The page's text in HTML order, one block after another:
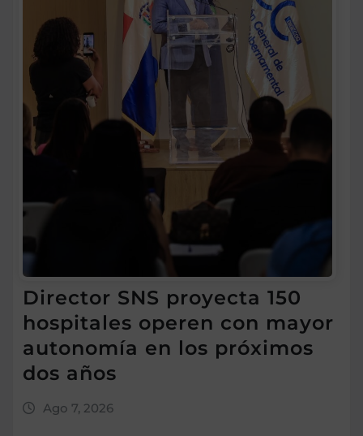
Director SNS proyecta 150
hospitales operen con mayor
autonomía en los próximos
dos años
Ago 7, 2026